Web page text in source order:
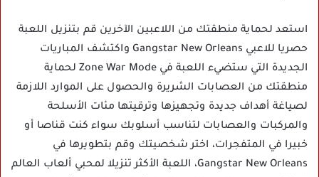
استعد لحماية منطقتك من اللاعبين الآخرين قم بتنزيل اللعبة
حصريا للاعبي Gangstar New Orleans واكتشف المباريات
الجديدة التي ستضيء اللعبة في Zone War Mode لحماية
منطقتك من العصابات الشريرة والحصول على الموارد اللازمة
لصياغة أهداف جديدة وتجهيزها وترقيتها مئات الأسلحة
والمركبات والعصابات لتناسب أسلوبك سواء كنت قناصا أو
خبيرا في المتفجرات، اختر شخصيتك وقم بتطويرها في
Gangstar New Orleans، اللعبة الأكثر تنزيلا لمحبي ألعاب العالم